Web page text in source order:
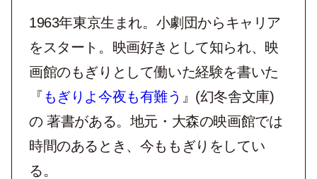
1963年東京生まれ。小劇団からキャリア
をスタート。映画好きとして知られ、映
画館のもぎりとして働いた経験を書いた
『 もぎりよ今夜も有難う 』(幻冬舎文庫)
の 著書がある。地元・大森の映画館では
時間のあるとき、今ももぎりをしてい
る。